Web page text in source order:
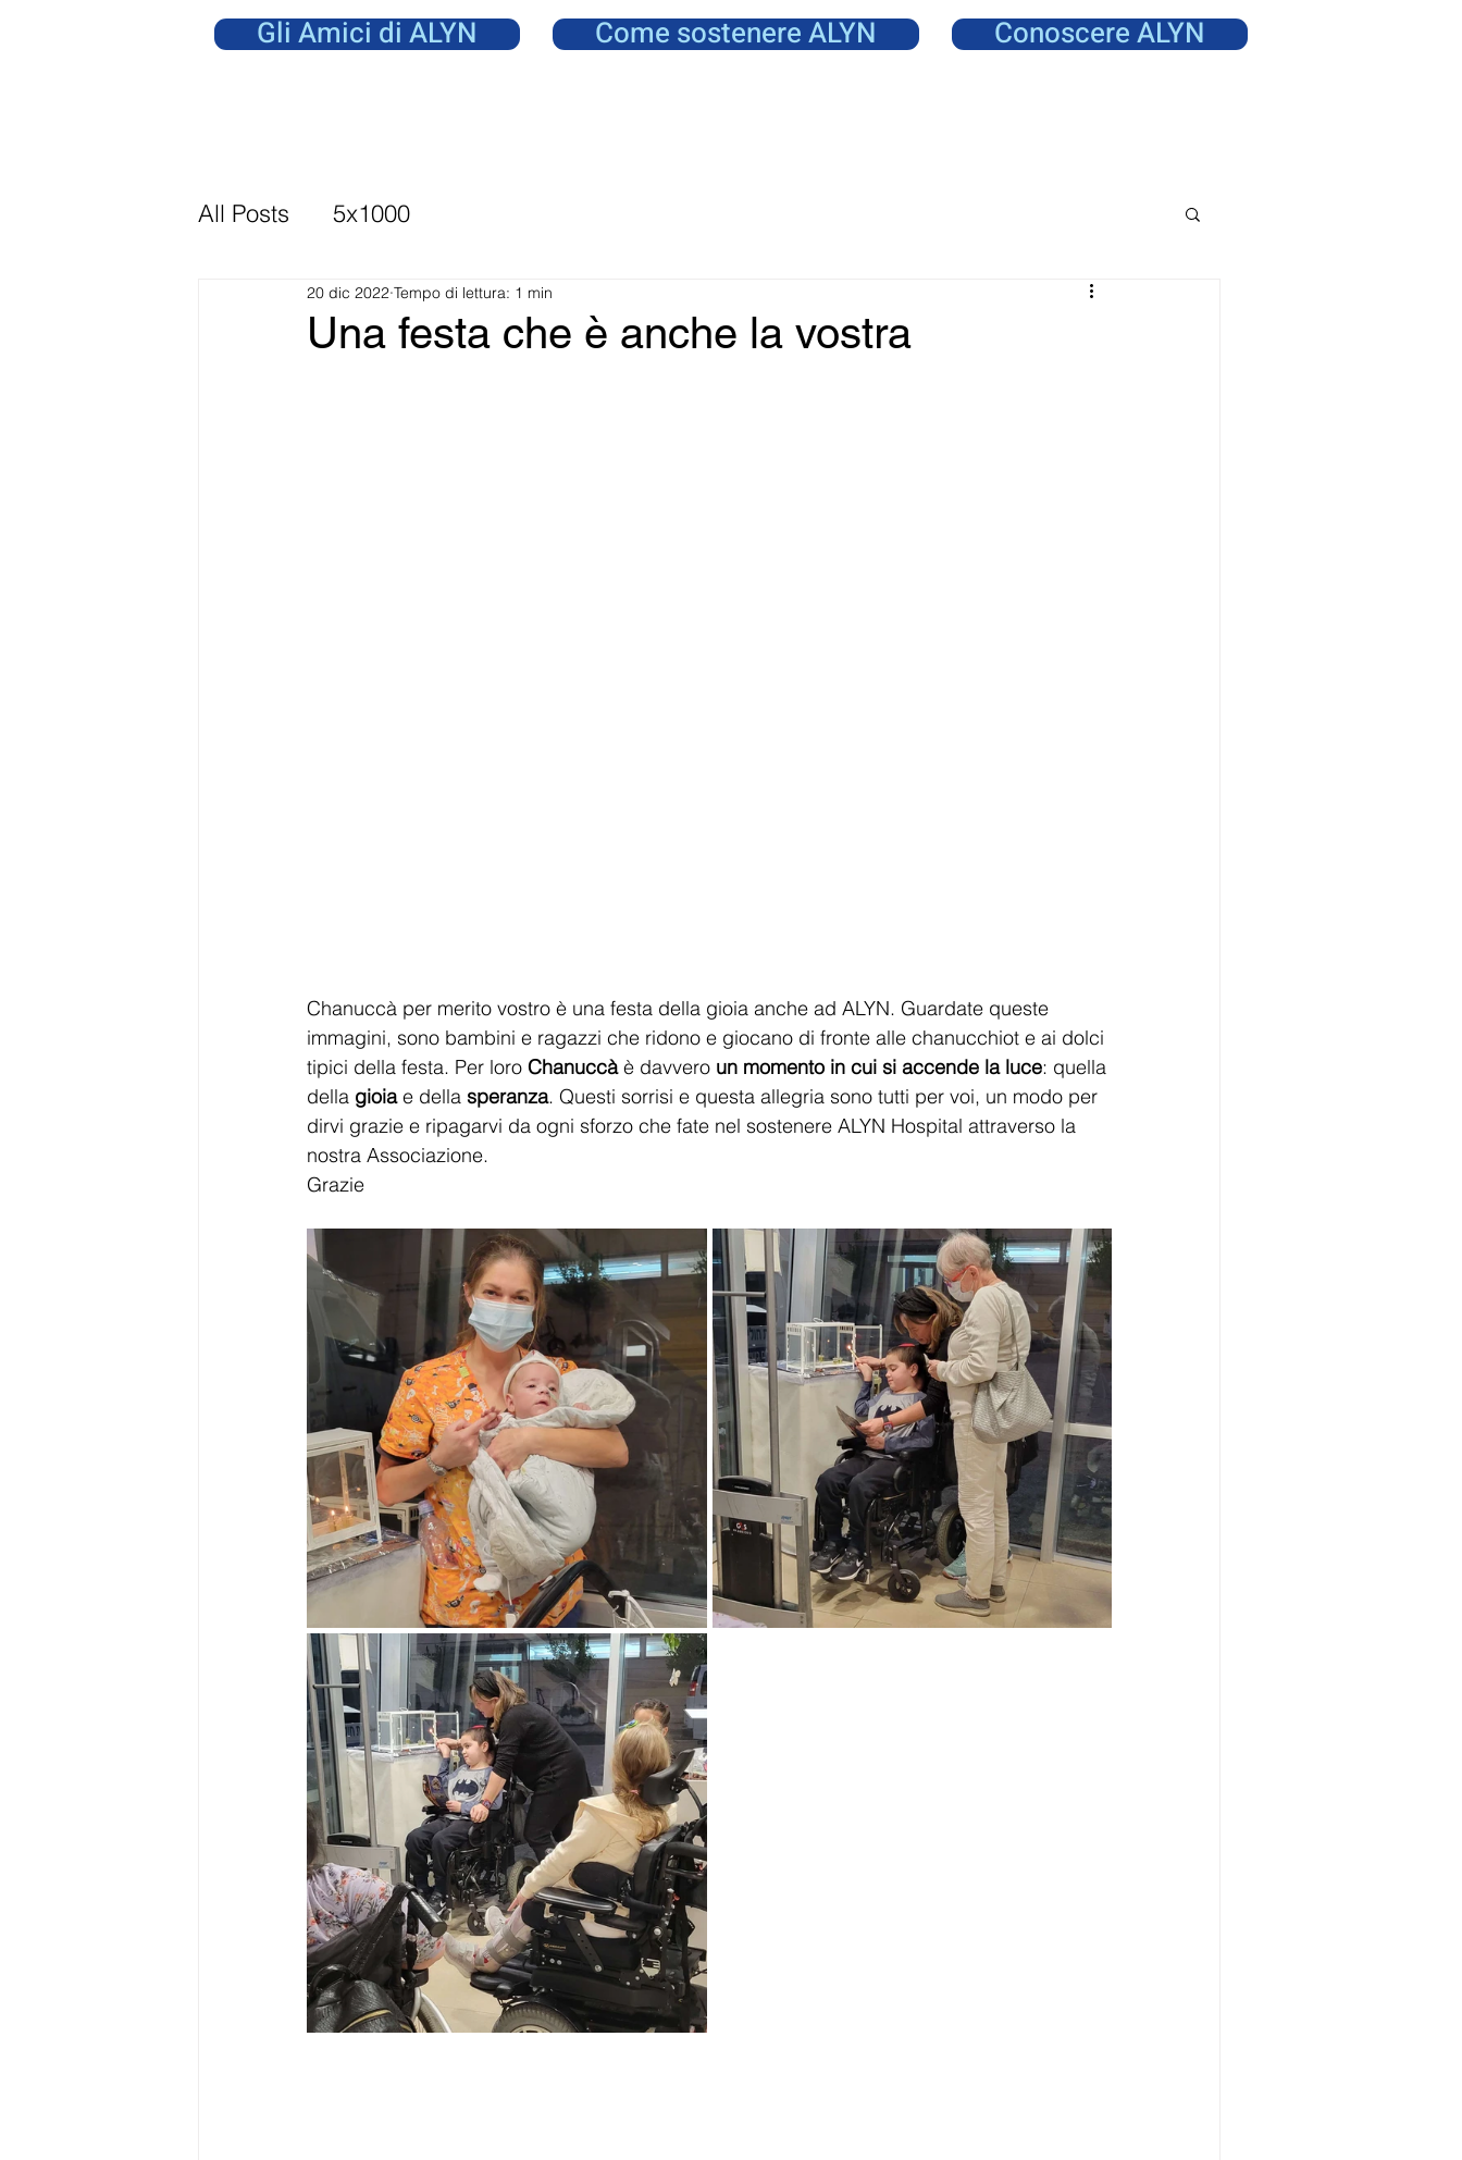
Gli Amici di ALYN Come sostenere ALYN Conoscere ALYN
All Posts 5x1000
Una festa che è anche la vostra
20 dic 2022 Tempo di lettura: 1 min
Chanuccà per merito vostro è una festa della gioia anche ad ALYN. Guardate queste
immagini, sono bambini e ragazzi che ridono e giocano di fronte alle chanucchiot e ai dolci
tipici della festa. Per loro Chanuccà è davvero un momento in cui si accende la luce: quella
della gioia e della speranza. Questi sorrisi e questa allegria sono tutti per voi, un modo per
dirvi grazie e ripagarvi da ogni sforzo che fate nel sostenere ALYN Hospital attraverso la
nostra Associazione.
Grazie